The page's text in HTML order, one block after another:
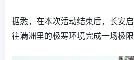
据悉，在本次活动结束后，长安
往满洲里的极寒环境完成一场极限